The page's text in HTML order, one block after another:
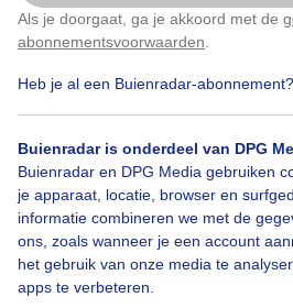
Als je doorgaat, ga je akkoord met de
abonnementsvoorwaarden
Heb je al een Buienradar-abonnement?
Buienradar is onderdeel van DPG
Buienradar en DPG Media gebruiken
je apparaat, locatie, browser en
informatie combineren we met de
ons, zoals wanneer je een account
het gebruik van onze media te
apps te verbeteren.
ze eten de zaden van de
Door: Gerrie Stegehuis Gemaakt: 17-07-
Distelvinkopakkerdistel
Bekijk slideshow
Klik hierom dit aan